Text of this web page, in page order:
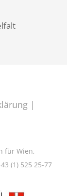
|
für Wien,
(1) 525 25-77